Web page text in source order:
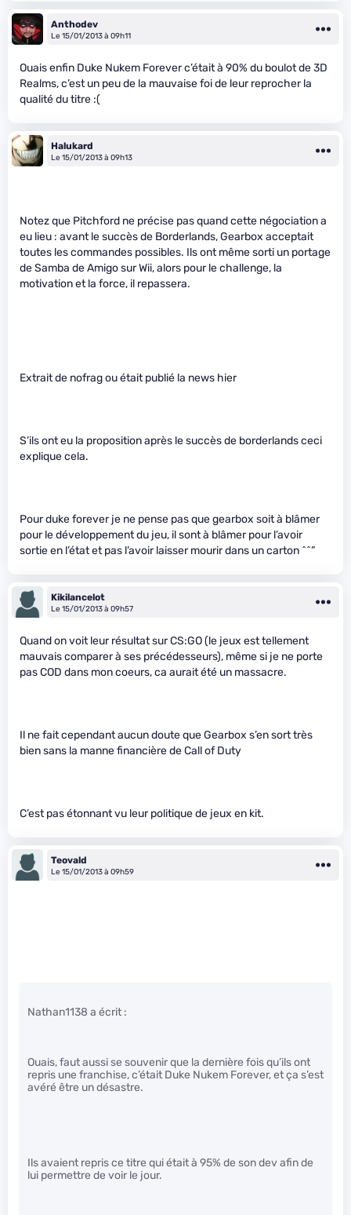
Anthodev
Le 15/01/2013 à 09h11
Ouais enfin Duke Nukem Forever c’était à 90% du boulot de 3D
Realms, c’est un peu de la mauvaise foi de leur reprocher la
qualité du titre :(
Halukard
Le 15/01/2013 à 09h13
Notez que Pitchford ne précise pas quand cette négociation a
eu lieu : avant le succès de Borderlands, Gearbox acceptait
toutes les commandes possibles. Ils ont même sorti un portage
de Samba de Amigo sur Wii, alors pour le challenge, la
motivation et la force, il repassera.
Extrait de nofrag ou était publié la news hier
S’ils ont eu la proposition après le succès de borderlands ceci
explique cela.
Pour duke forever je ne pense pas que gearbox soit à blâmer
pour le développement du jeu, il sont à blâmer pour l’avoir
sortie en l’état et pas l’avoir laisser mourir dans un carton ^^”
Kikilancelot
Le 15/01/2013 à 09h57
Quand on voit leur résultat sur CS:GO (le jeux est tellement
mauvais comparer à ses précédesseurs), même si je ne porte
pas COD dans mon coeurs, ca aurait été un massacre.
Il ne fait cependant aucun doute que Gearbox s’en sort très
bien sans la manne financière de Call of Duty
C’est pas étonnant vu leur politique de jeux en kit.
Teovald
Le 15/01/2013 à 09h59
Nathan1138 a écrit :
Ouais, faut aussi se souvenir que la dernière fois qu’ils ont
repris une franchise, c’était Duke Nukem Forever, et ça s’est
avéré être un désastre.
Ils avaient repris ce titre qui était à 95% de son dev afin de
lui permettre de voir le jour.